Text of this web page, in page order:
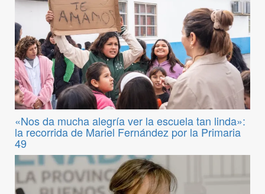
«Nos da mucha alegría ver la escuela tan linda»:
la recorrida de Mariel Fernández por la Primaria
49